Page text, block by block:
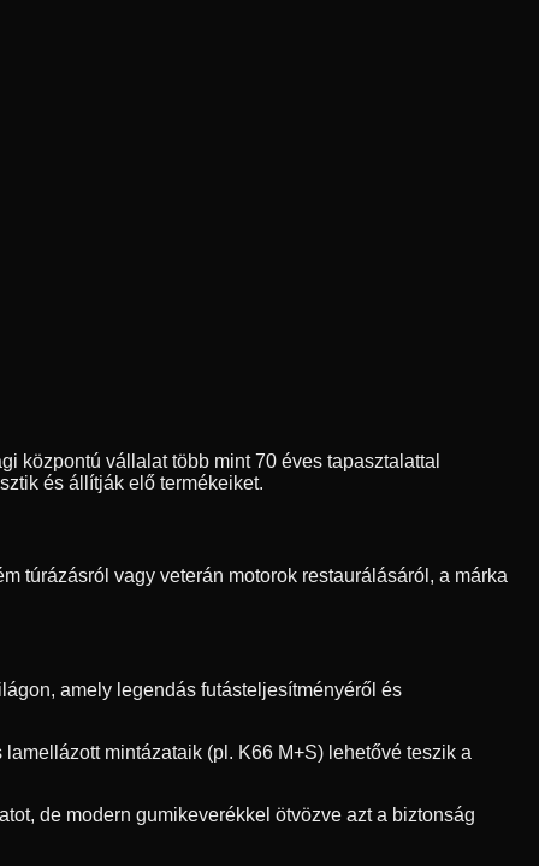
központú vállalat több mint 70 éves tapasztalattal
és állítják elő termékeiket.
túrázásról vagy veterán motorok restaurálásáról, a márka
amely legendás futásteljesítményéről és
mintázataik (pl. K66 M+S) lehetővé teszik a
de modern gumikeverékkel ötvözve azt a biztonság